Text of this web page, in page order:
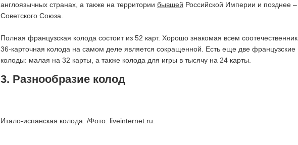
англоязычных странах, а также на территории бывшей Российской Империи и позднее –
Советского Союза.
Полная французская колода состоит из 52 карт. Хорошо знакомая всем
36-карточная колода на самом деле является сокращенной. Есть еще две французские
колоды: малая на 32 карты, а также колода для игры в тысячу на 24 карты.
3. Разнообразие колод
Итало-испанская колода. /Фото: liveinternet.ru.